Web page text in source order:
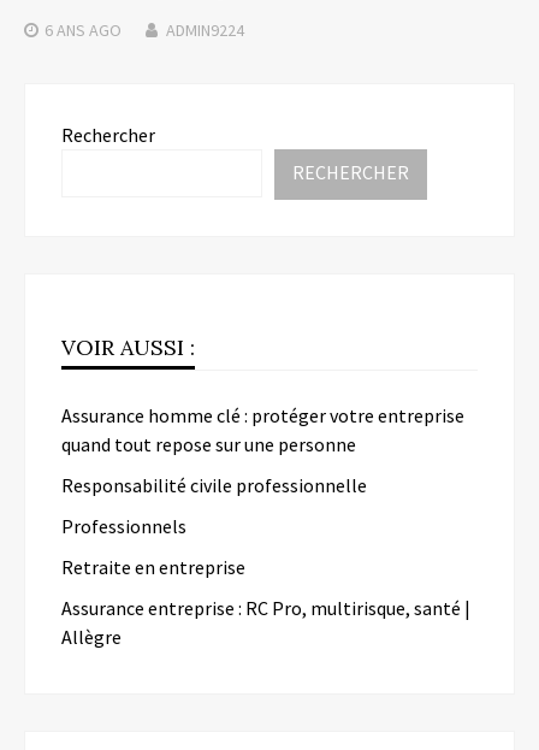
6 ANS AGO ADMIN9224
Rechercher
RECHERCHER
VOIR AUSSI :
Assurance homme clé : protéger votre entreprise
quand tout repose sur une personne
Responsabilité civile professionnelle
Professionnels
Retraite en entreprise
Assurance entreprise : RC Pro, multirisque, santé |
Allègre